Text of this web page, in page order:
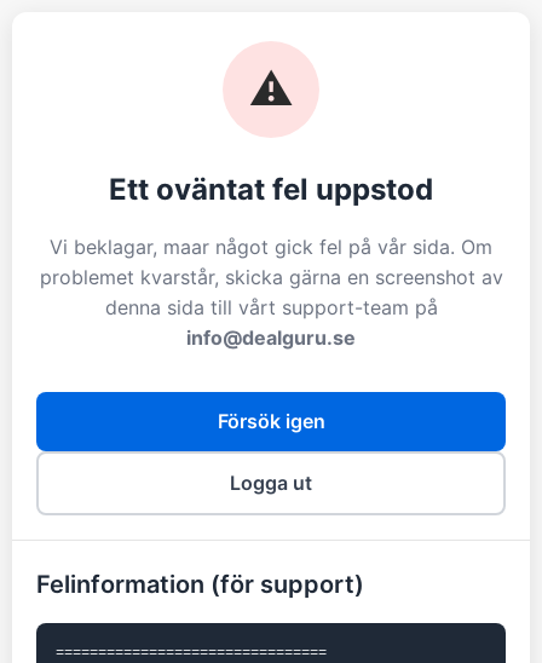
⚠️
Ett oväntat fel uppstod
Vi beklagar, maar något gick fel på vår sida. Om
problemet kvarstår, skicka gärna en screenshot av
denna sida till vårt support-team på
info@dealguru.se
Försök igen
Logga ut
Felinformation (för support)
================================